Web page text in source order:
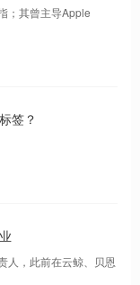
；其曾主导Apple
签？
人，此前在云鲸、贝恩